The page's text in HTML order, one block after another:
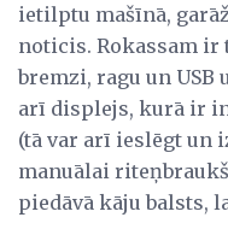
ietilptu mašīnā,
noticis. Rokassam
bremzi, ragu un USB
arī displejs, kurā ir
(tā var arī ieslēgt un
manuālai
piedāvā kāju balsts,